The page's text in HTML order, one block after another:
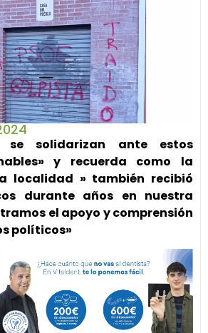
se solidarizan ante estos
y recuerda como la
localidad » también recibió
durante años en nuestra
el apoyo y comprensión
políticos»